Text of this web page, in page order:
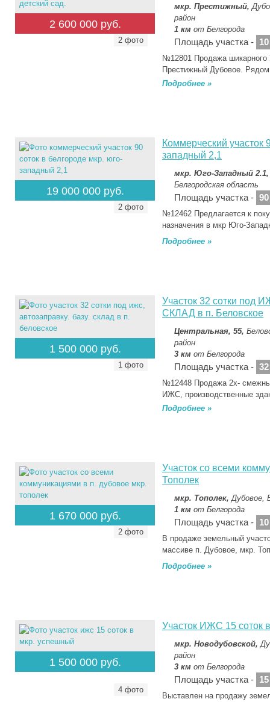
2 600 000 руб.
2 фото
мкр. Престижный,
район
1 км от Белгорода
Площадь участка - 10
№12801 Продажа
Престижный Дубовое.
Подробнее »
19 000 000 руб.
2 фото
Коммерческий участок
западный 2,1
мкр. Юго-Западный
Белгородская область
Площадь участка - 90
№12462 Предлагается к
назначения в мкр Юго-
Подробнее »
1 500 000 руб.
1 фото
Участок 32 сотки
СКЛАД в п. Беловское
Центральная, 55,
район
3 км от Белгорода
Площадь участка - 32
№12448 Продажа 2х-
ИЖС, производственные
Подробнее »
1 670 000 руб.
2 фото
Участок со всеми
Тополек
мкр. Тополек,Дубовое,
1 км от Белгорода
Площадь участка - 10
В продаже земельный
массиве п. Дубовое, мкр.
Подробнее »
1 500 000 руб.
4 фото
Участок ИЖС 15 соток
мкр. Новодубовской,
район
3 км от Белгорода
Площадь участка - 15
Bыставлeн на прoдaжу